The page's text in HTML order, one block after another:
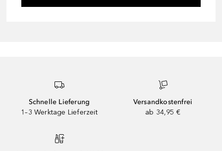
Schnelle Lieferung
1–3 Werktage Lieferzeit
Versandkostenfrei
ab 34,95 €